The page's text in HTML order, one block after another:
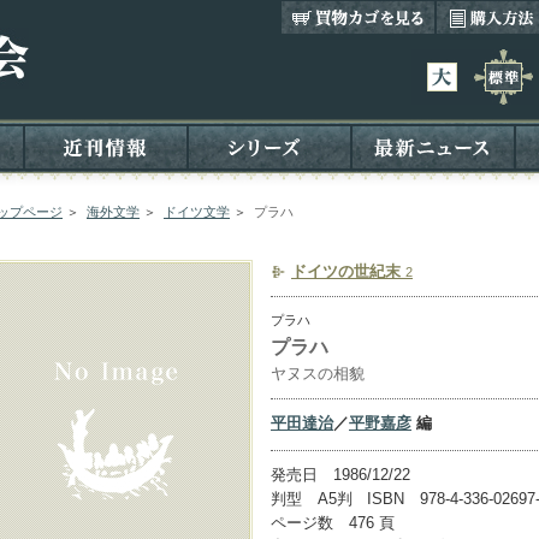
プページ ＞ 海外文学 ＞ ドイツ文学 ＞ プラハ
ドイツの世紀末 2
プラハ
プラハ
ヤヌスの相貌
平田達治／平野嘉彦 編
発売日 1986/12/22
判型 A5判 ISBN 978-4-336-
ページ数 476 頁